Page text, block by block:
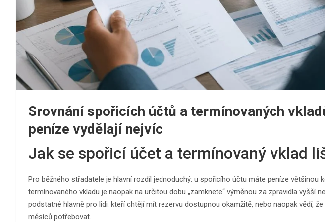
Srovnání spořicích účtů a termínovaných
peníze vydělají nejvíc
Jak se spořicí účet a termínovaný vklad
Pro běžného střadatele je hlavní rozdíl jednoduchý: u spořicího účtu máte peníze většinou
termínovaného vkladu je naopak na určitou dobu „zamknete“ výměnou za zpravidla vyšší
podstatné hlavně pro lidi, kteří chtějí mít rezervu dostupnou okamžitě, nebo naopak vědí,
měsíců potřebovat.